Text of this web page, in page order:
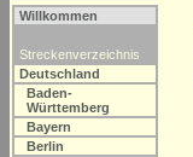
Willkommen
Streckenverzeichnis
Deutschland
Baden-
Württemberg
Bayern
Berlin